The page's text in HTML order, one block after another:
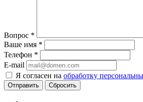
Вопрос *
Ваше имя *
Телефон *
E-mail
Я согласен на обработку
Сбросить